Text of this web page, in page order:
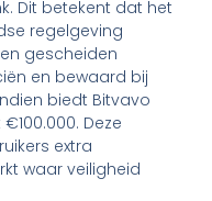
Dit betekent dat het
regelgeving
gescheiden
en bewaard bij
biedt Bitvavo
Deze
extra
waar veiligheid